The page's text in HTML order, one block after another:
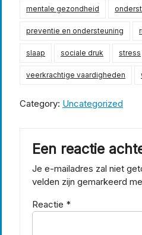
mentale gezondheid
preventie en ondersteuning
slaap sociale druk stress
veerkrachtige vaardigheden
Category: Uncategorized
Een reactie
Je e-mailadres zal niet
velden zijn gemarkeerd
Reactie *